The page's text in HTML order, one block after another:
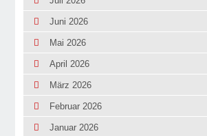
Juni 2026
Mai 2026
April 2026
März 2026
Februar 2026
Januar 2026